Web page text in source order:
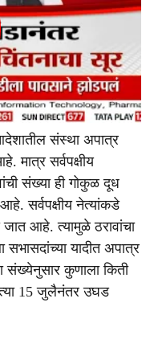
संस्था अपात्र
मात्र सर्वपक्षीय
संख्या ही गोकुळ दूध
सर्वपक्षीय नेत्यांकडे
आहे. त्यामुळे ठरावांचा
यादीत अपात्र
संख्येनुसार कुणाला किती
15 जुलैनंतर उघड